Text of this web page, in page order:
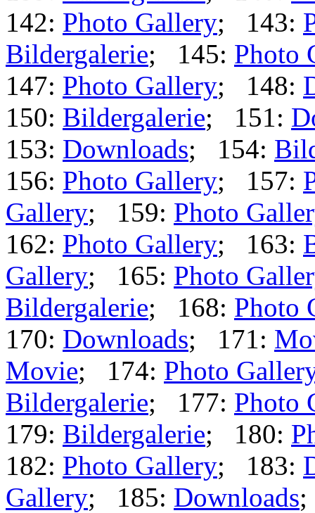
142: Photo Gallery; 143:
Bildergalerie; 145: Photo
147: Photo Gallery; 148:
150: Bildergalerie; 151:
153: Downloads; 154:
156: Photo Gallery; 157:
Gallery; 159: Photo
162: Photo Gallery; 163:
Gallery; 165: Photo
Bildergalerie; 168: Photo
170: Downloads; 171:
Movie; 174: Photo
Bildergalerie; 177: Photo
179: Bildergalerie; 180:
182: Photo Gallery; 183:
Gallery; 185: Downloads